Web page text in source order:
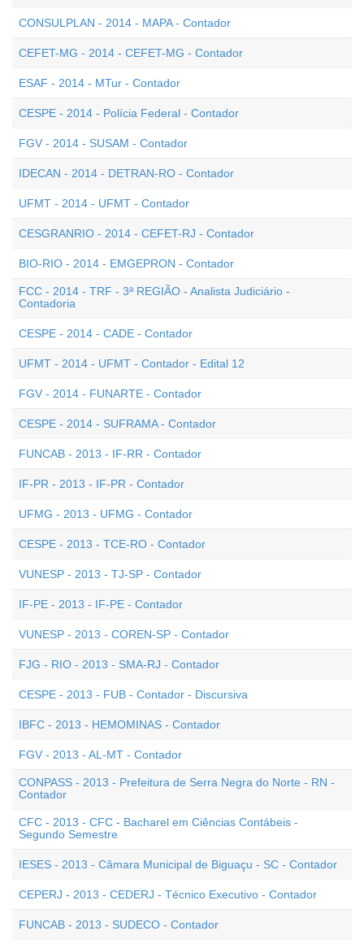
CONSULPLAN - 2014 - MAPA - Contador
CEFET-MG - 2014 - CEFET-MG - Contador
ESAF - 2014 - MTur - Contador
CESPE - 2014 - Polícia Federal - Contador
FGV - 2014 - SUSAM - Contador
IDECAN - 2014 - DETRAN-RO - Contador
UFMT - 2014 - UFMT - Contador
CESGRANRIO - 2014 - CEFET-RJ - Contador
BIO-RIO - 2014 - EMGEPRON - Contador
FCC - 2014 - TRF - 3ª REGIÃO - Analista Judiciário -
Contadoria
CESPE - 2014 - CADE - Contador
UFMT - 2014 - UFMT - Contador - Edital 12
FGV - 2014 - FUNARTE - Contador
CESPE - 2014 - SUFRAMA - Contador
FUNCAB - 2013 - IF-RR - Contador
IF-PR - 2013 - IF-PR - Contador
UFMG - 2013 - UFMG - Contador
CESPE - 2013 - TCE-RO - Contador
VUNESP - 2013 - TJ-SP - Contador
IF-PE - 2013 - IF-PE - Contador
VUNESP - 2013 - COREN-SP - Contador
FJG - RIO - 2013 - SMA-RJ - Contador
CESPE - 2013 - FUB - Contador - Discursiva
IBFC - 2013 - HEMOMINAS - Contador
FGV - 2013 - AL-MT - Contador
CONPASS - 2013 - Prefeitura de Serra Negra do Norte - RN -
Contador
CFC - 2013 - CFC - Bacharel em Ciências Contábeis -
Segundo Semestre
IESES - 2013 - Câmara Municipal de Biguaçu - SC - Contador
CEPERJ - 2013 - CEDERJ - Técnico Executivo - Contador
FUNCAB - 2013 - SUDECO - Contador